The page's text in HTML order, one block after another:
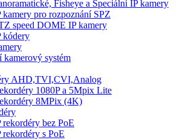
Fisheye a Speciální IP kamery
kamery pro rozpoznání SPZ
speed DOME IP kamery
kódery
kamerový systém
AHD,TVI,CVI,Analog
1080P a 5Mpix Lite
8MPix (4K)
rekordéry bez PoE
rekordéry s PoE